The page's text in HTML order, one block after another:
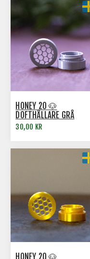
HONEY 20 🐶
DOFTHÅLLARE GRÅ
30,00 KR